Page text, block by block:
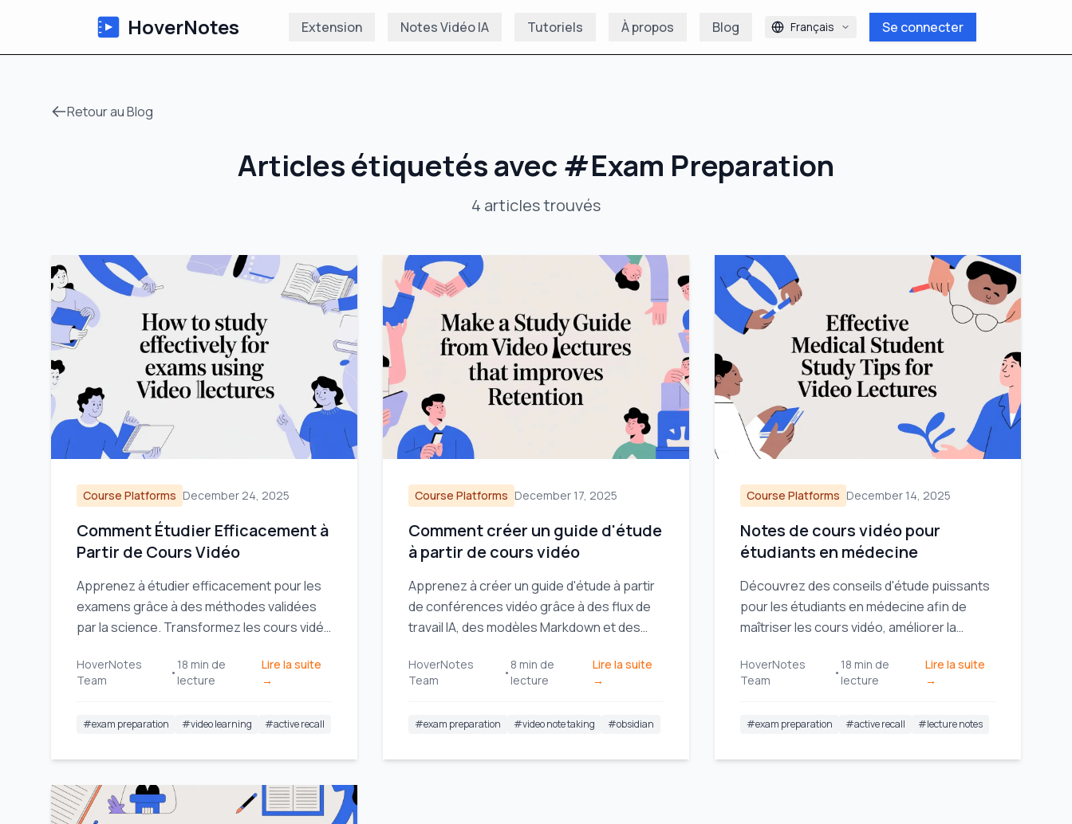
HoverNotes Extension Notes Vidéo IA Tutoriels À propos Blog Français Se connecter
Retour au Blog
Articles étiquetés avec #Exam Preparation
4 articlestrouvés
Course Platforms December 24, 2025
Comment Étudier Efficacement à
Partir de Cours Vidéo
Apprenez à étudier efficacement pour les
examens grâce à des méthodes validées
par la science. Transformez les cours vidéo
améliorer votre mémoire et votre rétention.
HoverNotes
Team
•
18 min de
lecture
Lire la suite
→
#exam preparation #video learning #active recall
Course Platforms December 17, 2025
Comment créer un guide d'étude
à partir de cours vidéo
Apprenez à créer un guide d'étude à partir
de conférences vidéo grâce à des flux de
travail IA, des modèles Markdown et des
rétention et rendre l'étude plus efficace.
HoverNotes
Team
•
8 min de
lecture
Lire la suite
→
#exam preparation #video note taking #obsidian
Course Platforms December 14, 2025
Notes de cours vidéo pour
étudiants en médecine
Découvrez des conseils d'étude puissants
pour les étudiants en médecine afin de
maîtriser les cours vidéo, améliorer la
l'USMLE, et construire un système
d'apprentissage durable.
HoverNotes
Team
•
18 min de
lecture
Lire la suite
→
#exam preparation #active recall #lecture notes